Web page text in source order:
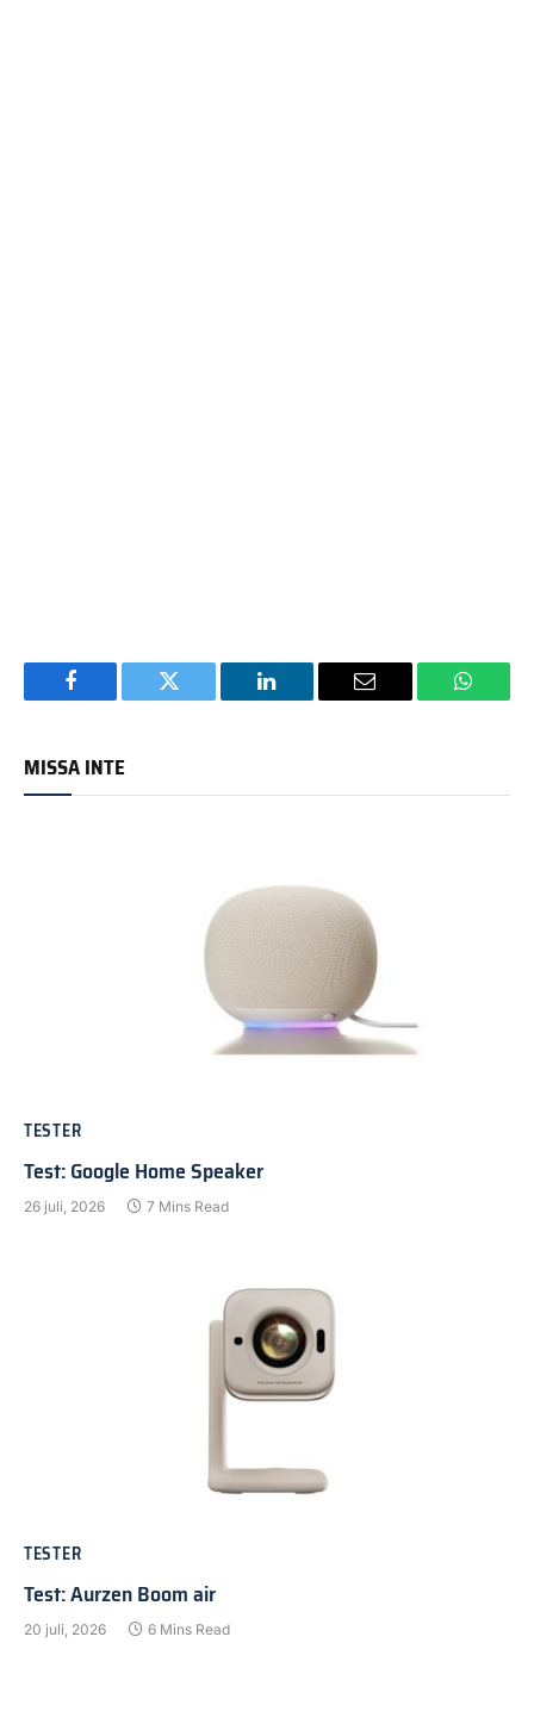
Facebook Twitter LinkedIn Email
MISSA INTE
TESTER
Test: Google Home Speaker
26 juli, 2026 7 Mins Read
TESTER
Test: Aurzen Boom air
20 juli, 2026 6 Mins Read